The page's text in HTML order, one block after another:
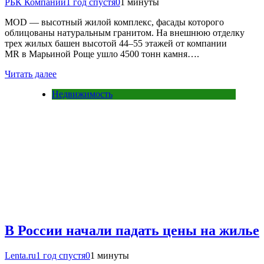
РБК Компании 1 год спустя0 1 минуты
MOD — высотный жилой комплекс, фасады которого
облицованы натуральным гранитом. На внешнюю отделку
трех жилых башен высотой 44–55 этажей от компании
MR в Марьиной Роще ушло 4500 тонн камня….
Читать далее
Недвижимость
В России начали падать цены на жилье
Lenta.ru1 год спустя01 минуты